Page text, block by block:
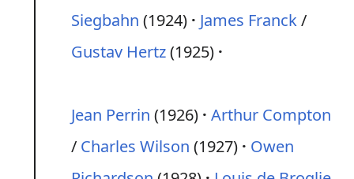
Siegbahn (1924) James Franck/
Gustav Hertz(1925)
Jean Perrin (1926) Arthur Compton
/ Charles Wilson (1927)
Owen